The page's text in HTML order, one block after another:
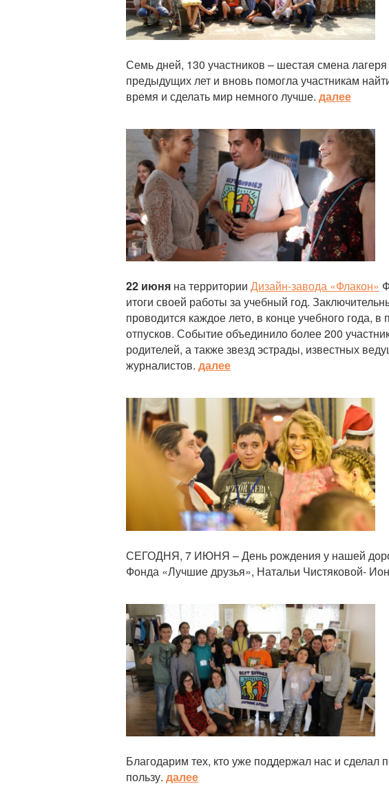
Семь дней, 130 участников – шестая смена
предыдущих лет и вновь помогла участникам
время и сделать мир немного лучше. далее
Статья
22 июня на территории Дизайн-завода «Флакон»
итоги своей работы за учебный год.
проводится каждое лето, в конце учебного года, в
отпусков. Событие объединило более 200
родителей, а также звезд эстрады, известных
журналистов. далее
Статья
СЕГОДНЯ, 7 ИЮНЯ – День рождения у нашей
Фонда «Лучшие друзья», Натальи Чистяковой-
Статья
Благодарим тех, кто уже поддержал нас и сделал
пользу. далее